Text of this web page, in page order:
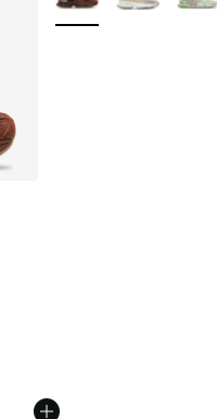
en baisse de € 189,99 à